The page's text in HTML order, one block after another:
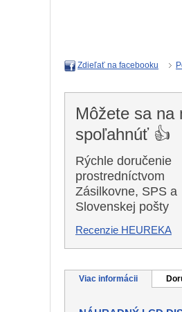
Zdieľať na facebooku
Môžete sa na
spoľahnúť 👍
Rýchle doručenie
prostredníctvom
Zásilkovne, SPS a
Slovenskej pošty
Recenzie HEUREKA
Viac informácii